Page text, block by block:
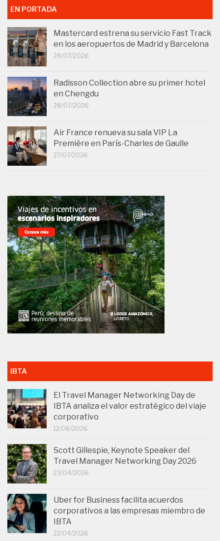
EN PORTADA
Mastercard estrena su servicio Fast Track
en los aeropuertos de Madrid y Barcelona
28/07/2026
Radisson Collection abre su primer hotel
en Chengdu
28/07/2026
Air France renueva su sala VIP La
Première en París-Charles de Gaulle
27/07/2026
IBTA
El Travel Manager Networking Day de
IBTA analiza el valor estratégico del viaje
corporativo
12/06/2026
Scott Gillespie, Keynote Speaker del
Travel Manager Networking Day 2026
23/04/2026
Uber for Business facilita acuerdos
corporativos a las empresas miembro de
IBTA
22/04/2026